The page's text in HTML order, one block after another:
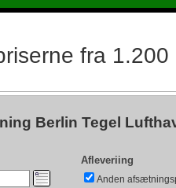
fra
Berlin Tegel
Afleveriing
Anden